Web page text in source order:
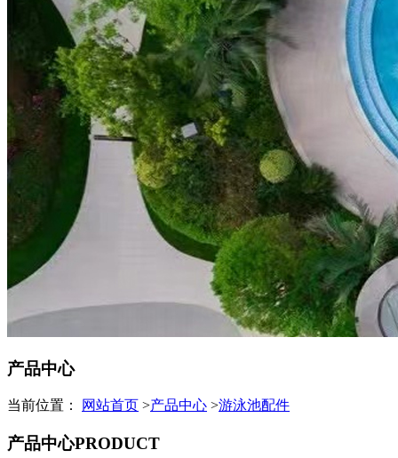
产品中心
当前位置： 网站首页 >产品中心 >游泳池配件
产品中心PRODUCT